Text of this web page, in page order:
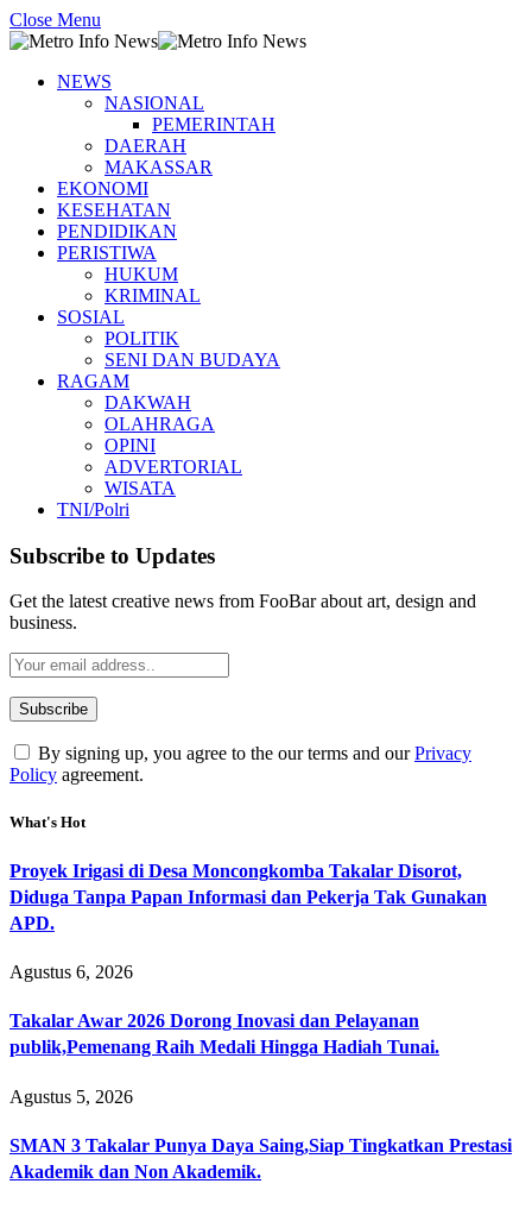
Close Menu
NEWS
NASIONAL
PEMERINTAH
DAERAH
MAKASSAR
EKONOMI
KESEHATAN
PENDIDIKAN
PERISTIWA
HUKUM
KRIMINAL
SOSIAL
POLITIK
SENI DAN BUDAYA
RAGAM
DAKWAH
OLAHRAGA
OPINI
ADVERTORIAL
WISATA
TNI/Polri
Subscribe to Updates
Get the latest creative news from FooBar about art, design and
business.
By signing up, you agree to the our terms and ourPrivacy
Policy agreement.
What's Hot
Proyek Irigasi di Desa Moncongkomba Takalar Disorot,
Diduga Tanpa Papan Informasi dan Pekerja Tak Gunakan
APD.
Agustus 6, 2026
Takalar Awar 2026 Dorong Inovasi dan Pelayanan
publik,Pemenang Raih Medali Hingga Hadiah Tunai.
Agustus 5, 2026
SMAN 3 Takalar Punya Daya Saing,Siap Tingkatkan Prestasi
Akademik dan Non Akademik.